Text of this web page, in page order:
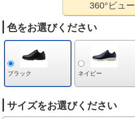
360°ビュー
色をお選びください
ブラック ネイビー
サイズをお選びください